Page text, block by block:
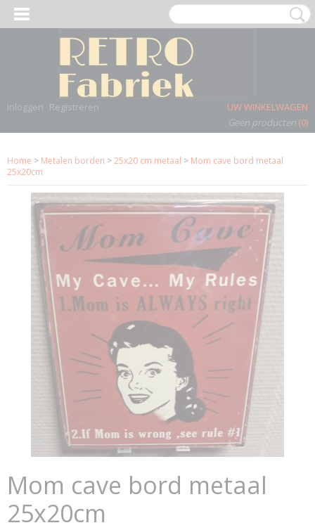
Inloggen Registreren
UW WINKELWAGEN
Geen producten (0)
Home > Metalen borden >25x20 cm metaal > Mom cave bord metaal
25x20cm
Mom cave bord metaal
25x20cm